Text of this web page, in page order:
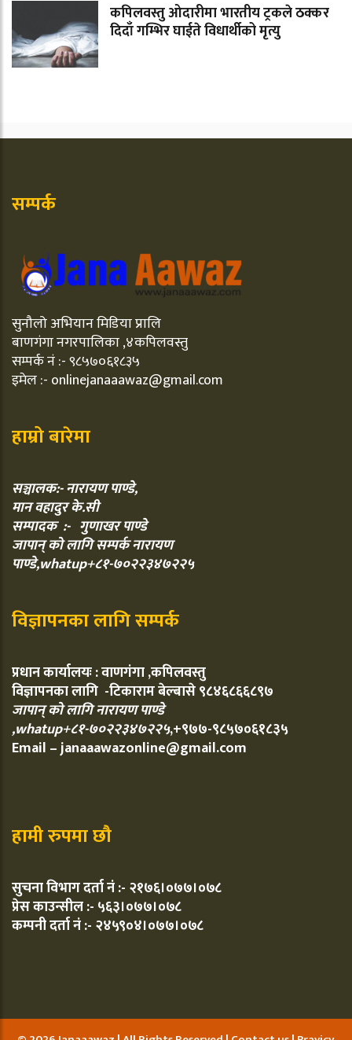
कपिलवस्तु ओदारीमा भारतीय ट्रकले ठक्कर
दिदाँ गम्भिर घाईते विधार्थीको मृत्यु
सम्पर्क
सुनौलो अभियान मिडिया प्रालि
बाणगंगा नगरपालिका ,४कपिलवस्तु
सम्पर्क नं :- ९८५७०६१८३५
इमेल :- onlinejanaaawaz@gmail.com
हाम्रो बारेमा
सञ्चालक:- नारायण पाण्डे,
मान वहादुर के.सी
सम्पादक :- गुणाखर पाण्डे
जापान् को लागि सम्पर्क नारायण
पाण्डे,whatup+८१-७०२२३४७२२५
विज्ञापनका लागि सम्पर्क
प्रधान कार्यालयः : वाणगंगा ,कपिलवस्तु
विज्ञापनका लागि -टिकाराम बेल्बासे ९८४६८६६८९७
जापान् को लागि नारायण पाण्डे
,whatup+८१-७०२२३४७२२५,+९७७-९८५७०६१८३५
Email – janaaawazonline@gmail.com
हामी रुपमा छौ
सुचना विभाग दर्ता नं :- २१७६।०७७।०७८
प्रेस काउन्सील :- ५६३।०७७।०७८
कम्पनी दर्ता नं :- २४५९०४।०७७।०७८